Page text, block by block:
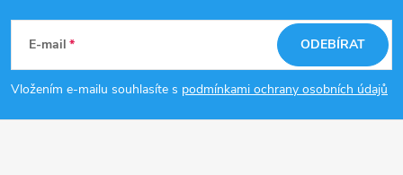
p
a
E-mail
Vložením e-mailu souhlasíte s podmínkami ochrany osobních údajů
ODEBÍRAT